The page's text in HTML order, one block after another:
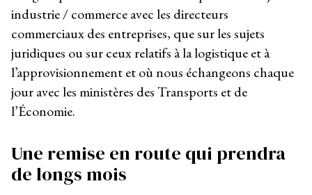
industrie / commerce avec les directeurs
commerciaux des entreprises, que sur les sujets
juridiques ou sur ceux relatifs à la logistique et à
l’approvisionnement et où nous échangeons chaque
jour avec les ministères des Transports et de
l’Économie.
Une remise en route qui prendra
de longs mois